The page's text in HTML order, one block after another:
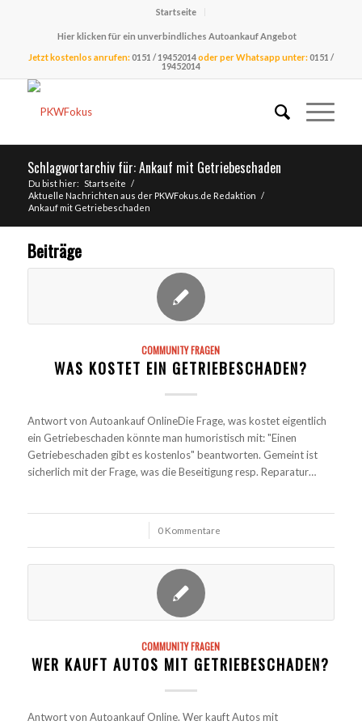
Startseite
Hier klicken für ein unverbindliches Autoankauf Angebot
Jetzt kostenlos anrufen:0151 / 19452014oder per Whatsapp unter:0151 /
19452014
Schlagwortarchiv für: Ankauf mit Getriebeschaden
Du bist hier: Startseite /
Aktuelle Nachrichten aus der PKWFokus.de Redaktion /
Ankauf mit Getriebeschaden
Beiträge
COMMUNITY FRAGEN
WAS KOSTET EIN GETRIEBESCHADEN?
Antwort von Autoankauf OnlineDie Frage, was kostet eigentlich
ein Getriebeschaden könnte man humoristisch mit: "Einen
Getriebeschaden gibt es kostenlos" beantworten. Gemeint ist
sicherlich mit der Frage, was die Beseitigung resp. Reparatur…
0 Kommentare
COMMUNITY FRAGEN
WER KAUFT AUTOS MIT GETRIEBESCHADEN?
Antwort von Autoankauf Online. Wer kauft Autos mit